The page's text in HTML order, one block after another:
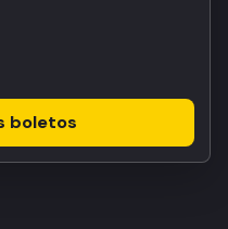
boletos